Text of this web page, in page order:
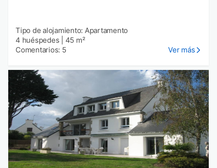
Tipo de alojamiento: Apartamento
4 huéspedes
45 m²
Comentarios: 5
Ver más